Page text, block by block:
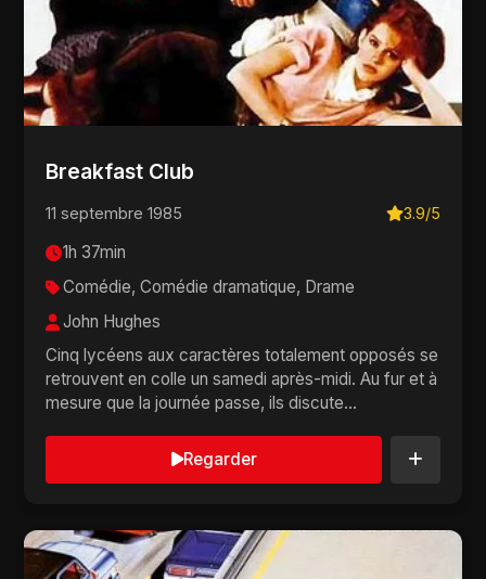
Breakfast Club
11 septembre 1985 3.9/5
1h 37min
Comédie, Comédie dramatique, Drame
John Hughes
Cinq lycéens aux caractères totalement opposés se
retrouvent en colle un samedi après-midi. Au fur et à
mesure que la journée passe, ils discute...
Regarder